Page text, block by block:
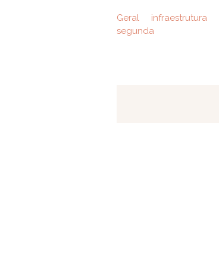
Geral infraestrutura
segunda